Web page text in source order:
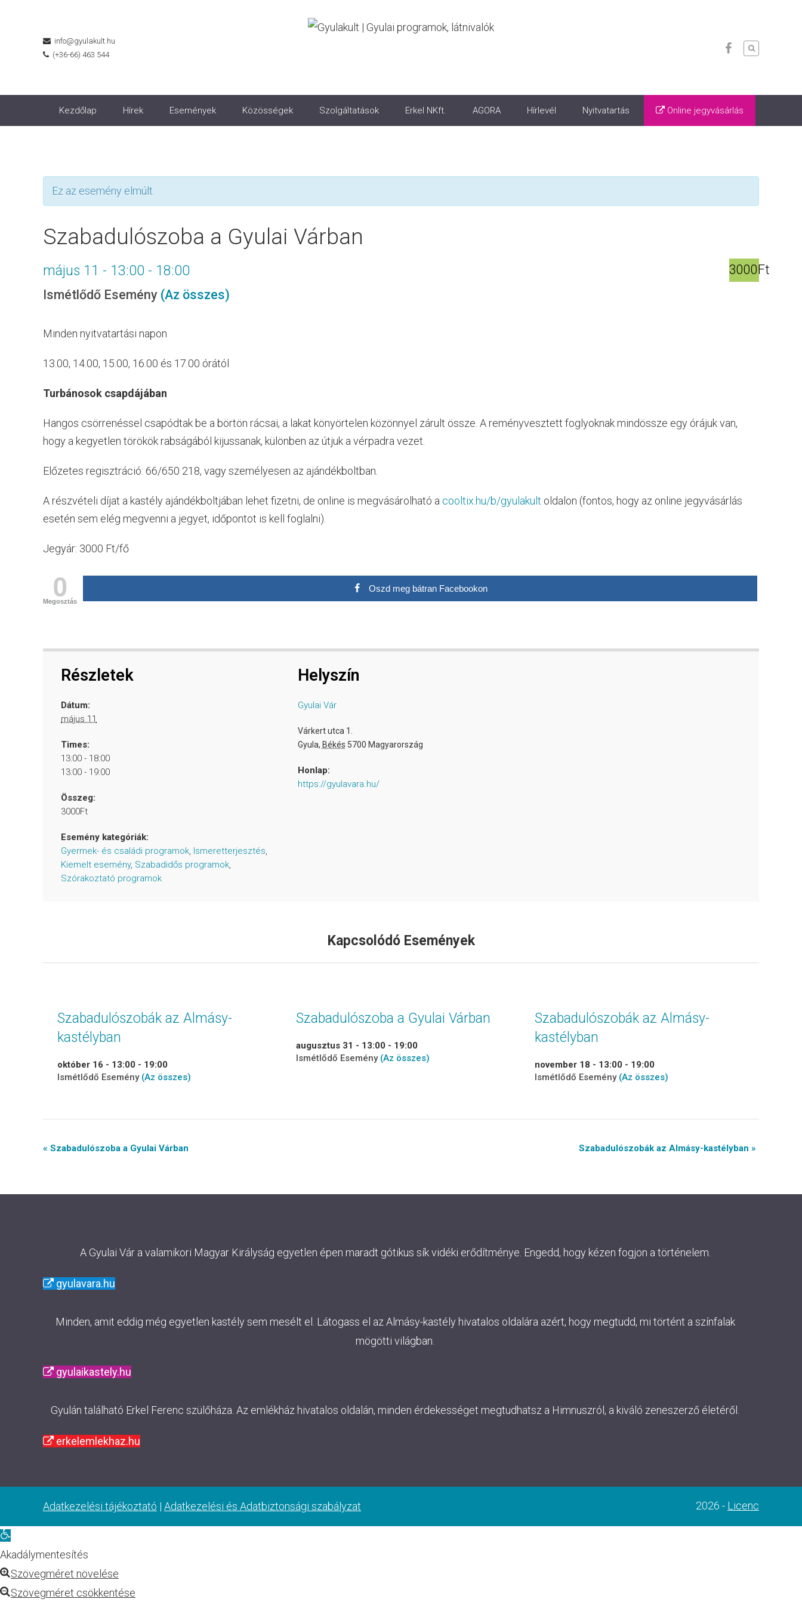
info@gyulakult.hu
(+36-66) 463 544
Kezdőlap Hírek Események Közösségek Szolgáltatások Erkel NKft. AGORA Hírlevél Nyitvatartás Online jegyvásárlás
Ez az esemény elmúlt.
Szabadulószoba a Gyulai Várban
május 11 - 13:00 - 18:00
Ismétlődő Esemény (Az összes)
3000Ft
Minden nyitvatartási napon
13.00, 14.00, 15.00, 16.00 és 17.00 órától
Turbánosok csapdájában
Hangos csörrenéssel csapódtak be a börtön rácsai, a lakat könyörtelen közönnyel zárult össze. A reményvesztett foglyoknak mindössze egy órájuk van,
hogy a kegyetlen törökök rabságából kijussanak, különben az útjuk a vérpadra vezet.
Előzetes regisztráció: 66/650 218, vagy személyesen az ajándékboltban.
A részvételi díjat a kastély ajándékboltjában lehet fizetni, de online is megvásárolható a cooltix.hu/b/gyulakult oldalon (fontos, hogy az online jegyvásárlás
esetén sem elég megvenni a jegyet, időpontot is kell foglalni).
Jegyár: 3000 Ft/fő
0
Megosztás
Oszd meg bátran Facebookon
Részletek
Dátum:
május 11
Times:
13:00 - 18:00
13:00 - 19:00
Összeg:
3000Ft
Esemény kategóriák:
Gyermek- és családi programok Ismeretterjesztés
Kiemelt esemény, Szabadidős programok
Szórakoztató programok
Helyszín
Gyulai Vár
Várkert utca 1.
Gyula, Békés 5700 Magyarország
Honlap:
https://gyulavara.hu/
Kapcsolódó Események
Szabadulószobák az Almásy-
kastélyban
október 16 - 13:00 - 19:00
Ismétlődő Esemény (Az összes)
Szabadulószoba a Gyulai Várban
augusztus 31 - 13:00 - 19:00
Ismétlődő Esemény (Az összes)
Szabadulószobák az Almásy-
kastélyban
november 18 - 13:00 - 19:00
Ismétlődő Esemény (Az összes)
Event
« Szabadulószoba a Gyulai Várban Szabadulószobák az Almásy-kastélyban »
A Gyulai Vár a valamikori Magyar Királyság egyetlen épen maradt gótikus sík vidéki erődítménye. Engedd, hogy kézen fogjon a történelem.
gyulavara.hu
Minden, amit eddig még egyetlen kastély sem mesélt el. Látogass el az Almásy-kastély hivatalos oldalára azért, hogy megtudd, mi történt a színfalak
mögötti világban.
gyulaikastely.hu
Gyulán található Erkel Ferenc szülőháza. Az emlékház hivatalos oldalán, minden érdekességet megtudhatsz a Himnuszról, a kiváló zeneszerző életéről.
erkelemlekhaz.hu
Adatkezelési tájékoztató | Adatkezelési és Adatbiztonsági szabályzat 2026 - Licenc
Eszköztár
megnyitása
Akadálymentesítés
Szövegméret növelése
Szövegméret csökkentése